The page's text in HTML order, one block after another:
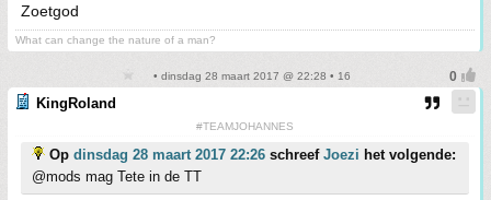
Zoetgod
What can change the nature of a man?
• dinsdag 28 maart 2017 @ 22:28 • 16
KingRoland
#TEAMJOHANNES
Op dinsdag 28 maart 2017 22:26 schreef Joezi het volgende:
@mods mag Tete in de TT